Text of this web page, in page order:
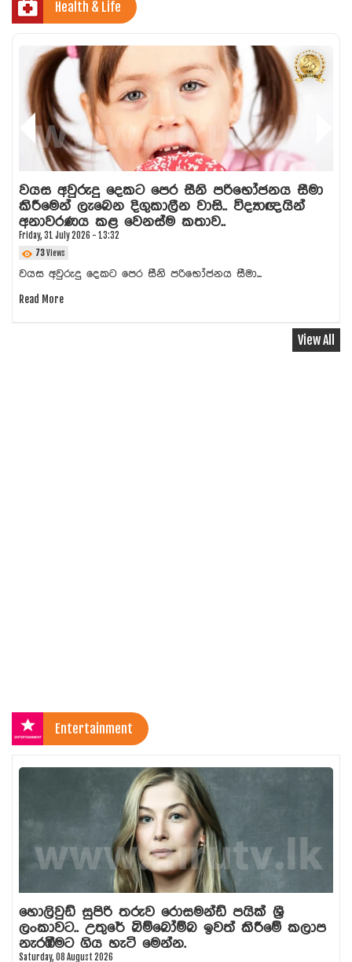
Health & Life
වයස අවුරුදු දෙකට පෙර සීනි පරිභෝජනය සීමා
කිරීමෙන් ලැබෙන දිගුකාලීන වාසි.. විද්‍යාඥයින්
අනාවරණය කළ වෙනස්ම කතාව..
Friday, 31 July 2026 - 13:32
73Views
වයස අවුරුදු දෙකට පෙර සීනි පරිභෝජනය සීමා...
Read More
View All
Entertainment
හොලිවුඩ් සුපිරි තරුව රොසමන්ඩ් පයික් ශ්‍රී
ලංකාවට.. උතුරේ බිම්බෝම්බ ඉවත් කිරීමේ කලාප
නැරඹීමට ගිය හැටි මෙන්න.
Saturday, 08 August 2026